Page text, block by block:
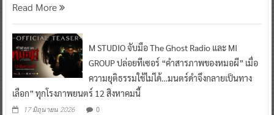
Read More
M STUDIO จับมือ The Ghost Radio และ MI
GROUP ปล่อยทีเซอร์ “คำสารภาพของหมอผี” เมื่อ
ความยุติธรรมใช้ไม่ได้…มนตร์ดำจึงกลายเป็นทาง
เลือก” ทุกโรงภาพยนตร์ 12 สิงหาคมนี้
17 มิถุนายน 2026 0